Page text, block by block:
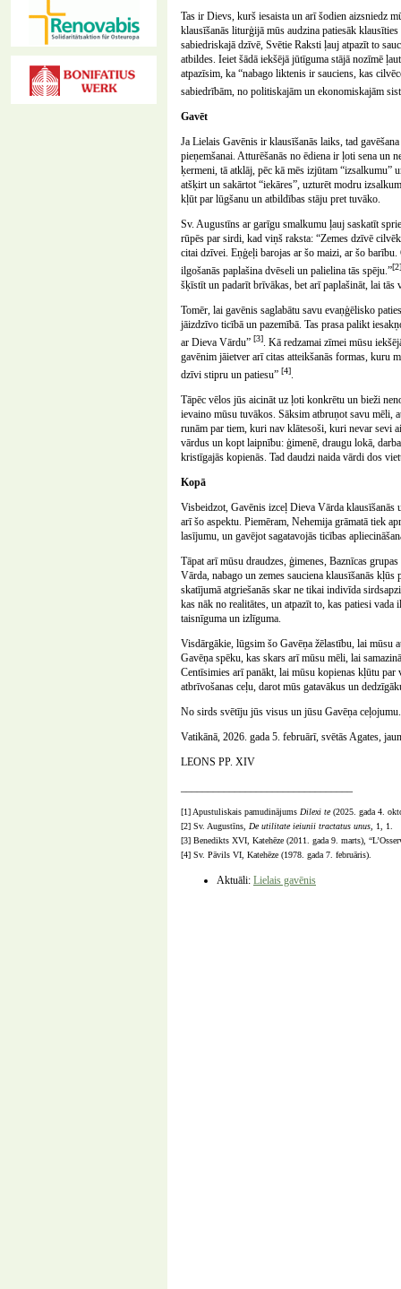
Tas ir Dievs, kurš iesaista un arī šodien aizsniedz
klausīšanās liturģijā mūs audzina patiesāk
sabiedriskajā dzīvē, Svētie Raksti ļauj atpazīt to
atbildes. Ieiet šādā iekšējā jūtīguma stājā nozīmē
atpazīsim, ka “nabago liktenis ir sauciens, kas
sabiedrībām, no politiskajām un ekonomiskajām
Gavēt
Ja Lielais Gavēnis ir klausīšanās laiks, tad
pieņemšanai. Atturēšanās no ēdiena ir ļoti sena un
ķermeni, tā atklāj, pēc kā mēs izjūtam “izsalkumu”
atšķirt un sakārtot “iekāres”, uzturēt modru
kļūt par lūgšanu un atbildības stāju pret tuvāko.
Sv. Augustīns ar garīgu smalkumu ļauj saskatīt
rūpēs par sirdi, kad viņš raksta: “Zemes dzīvē
citai dzīvei. Eņģeļi barojas ar šo maizi, ar šo
ilgošanās paplašina dvēseli un palielina tās spēju.”[2]
šķīstīt un padarīt brīvākas, bet arī paplašināt, lai tās
Tomēr, lai gavēnis saglabātu savu evaņģēlisko
jāizdzīvo ticībā un pazemībā. Tas prasa palikt
ar Dieva Vārdu” [3]. Kā redzamai zīmei mūsu
gavēnim jāietver arī citas atteikšanās formas, kuru
dzīvi stipru un patiesu” [4].
Tāpēc vēlos jūs aicināt uz ļoti konkrētu un bieži
ievaino mūsu tuvākos. Sāksim atbruņot savu mēli,
runām par tiem, kuri nav klātesoši, kuri nevar sevi
vārdus un kopt laipnību: ģimenē, draugu lokā,
kristīgajās kopienās. Tad daudzi naida vārdi dos
Kopā
Visbeidzot, Gavēnis izceļ Dieva Vārda klausīšanās
arī šo aspektu. Piemēram, Nehemija grāmatā tiek
lasījumu, un gavējot sagatavojās ticības
Tāpat arī mūsu draudzes, ģimenes, Baznīcas
Vārda, nabago un zemes sauciena klausīšanās
skatījumā atgriešanās skar ne tikai indivīda
kas nāk no realitātes, un atpazīt to, kas patiesi
taisnīguma un izlīguma.
Visdārgākie, lūgsim šo Gavēņa žēlastību, lai
Gavēņa spēku, kas skars arī mūsu mēli, lai
Centīsimies arī panākt, lai mūsu kopienas kļūtu par
atbrīvošanas ceļu, darot mūs gatavākus un
No sirds svētīju jūs visus un jūsu Gavēņa ceļojumu.
Vatikānā, 2026. gada 5. februārī, svētās Agates,
LEONS PP. XIV
[1] Apustuliskais pamudinājums Dilexi te(2025. gada 4.
[2] Sv. Augustīns, De utilitate ieiunii tractatus unus , 1, 1.
[3] Benedikts XVI, Katehēze (2011. gada 9. marts),
[4] Sv. Pāvils VI, Katehēze (1978. gada 7. februāris).
Aktuāli: Lielais gavēnis